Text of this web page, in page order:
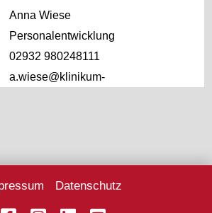
Anna Wiese
Personalentwicklung
02932 980248111
a.wiese@klinikum-
Datenschutz